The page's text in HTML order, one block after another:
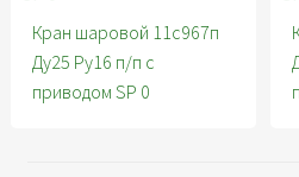
Кран шаровой 11с967п
Ду25 Ру16 п/п с
приводом SP 0